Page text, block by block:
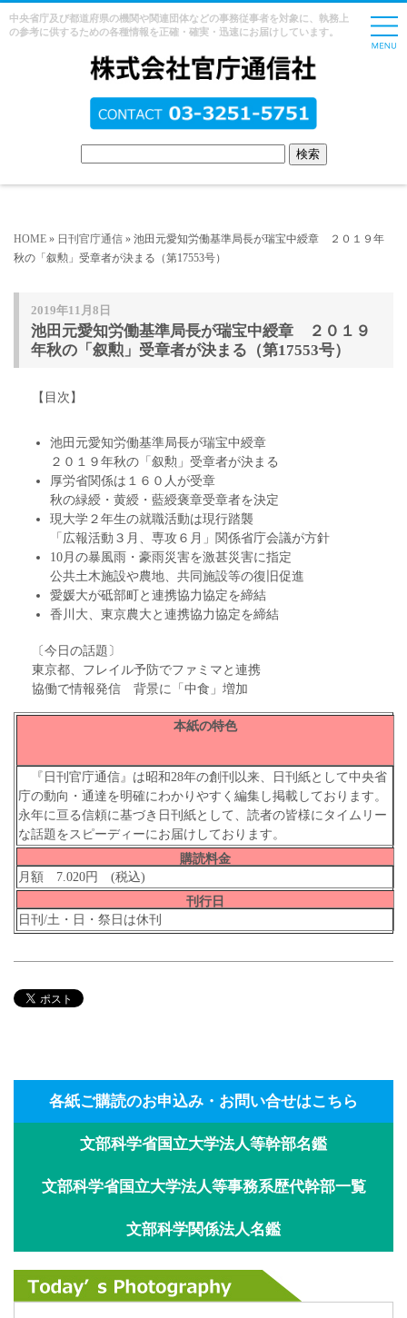
中央省庁及び都道府県の機関や関連団体などの事務従事者を対象に、執務上
の参考に供するための各種情報を正確・確実・迅速にお届けしています。
HOME » 日刊官庁通信 » 池田元愛知労働基準局長が瑞宝中綬章 ２０１９年
秋の「叙勲」受章者が決まる（第17553号）
2019年11月8日
池田元愛知労働基準局長が瑞宝中綬章 ２０１９
年秋の「叙勲」受章者が決まる（第17553号）
【目次】
池田元愛知労働基準局長が瑞宝中綬章
２０１９年秋の「叙勲」受章者が決まる
厚労省関係は１６０人が受章
秋の緑綬・黄綬・藍綬褒章受章者を決定
現大学２年生の就職活動は現行踏襲
「広報活動３月、専攻６月」関係省庁会議が方針
10月の暴風雨・豪雨災害を激甚災害に指定
公共土木施設や農地、共同施設等の復旧促進
愛媛大が砥部町と連携協力協定を締結
香川大、東京農大と連携協力協定を締結
〔今日の話題〕
東京都、フレイル予防でファミマと連携
協働で情報発信 背景に「中食」増加
本紙の特色
『日刊官庁通信』は昭和28年の創刊以来、日刊紙として中央省
庁の動向・通達を明確にわかりやすく編集し掲載しております。
永年に亘る信頼に基づき日刊紙として、読者の皆様にタイムリー
な話題をスピーディーにお届けしております。
購読料金
月額 7.020円 (税込)
刊行日
日刊/土・日・祭日は休刊
各紙ご購読のお申込み・お問い合せはこちら
文部科学省国立大学法人等幹部名鑑
文部科学省国立大学法人等事務系歴代幹部一覧
文部科学関係法人名鑑